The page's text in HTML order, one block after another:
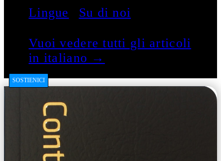
Lingue
Su di noi
Vuoi vedere tutti gli articoli
in italiano →
SOSTIENICI